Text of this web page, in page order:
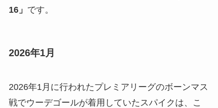
16」 です。
2026年1月
2026年1月に行われたプレミアリーグのボーンマス
戦でウーデゴールが着用していたスパイクは、こ